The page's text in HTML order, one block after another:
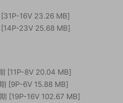
16V 23.26 MB]
23V 25.68 MB]
[11P-8V 20.04 MB]
[9P-6V 15.88 MB]
[19P-16V 102.67 MB]